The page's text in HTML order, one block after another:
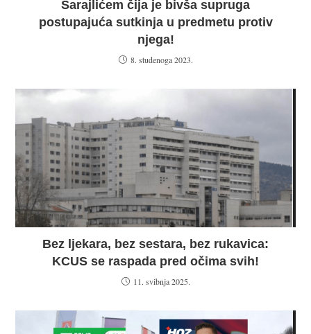
Sarajlićem čija je bivša supruga
postupajuća sutkinja u predmetu protiv
njega!
8. studenoga 2023.
Bez ljekara, bez sestara, bez rukavica:
KCUS se raspada pred očima svih!
11. svibnja 2025.